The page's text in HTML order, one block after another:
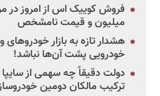
میلیون و قیمت نامشخص
هشدار تازه به بازار
خودرویی پشت آن‌ها نباشد!
دولت دقیقاً چه سهمی از سایپا
ترکیب مالکان دومین خودروساز